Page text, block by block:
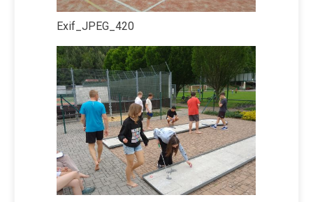
Exif_JPEG_420